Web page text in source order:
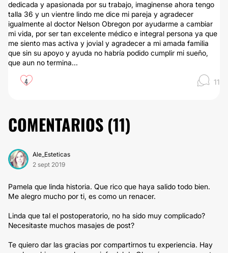
dedicada y apasionada por su trabajo, imaginense ahora tengo
talla 36 y un vientre lindo me dice mi pareja y agradecer
igualmente al doctor Nelson Obregon por ayudarme a cambiar
mi vida, por ser tan excelente médico e integral persona ya que
me siento mas activa y jovial y agradecer a mi amada familia
que sin su apoyo y ayuda no habría podido cumplir mi sueño,
que aun no termina...
4 11
COMENTARIOS (11)
Ale_Esteticas
2 sept 2019
Pamela que linda historia. Que rico que haya salido todo bien.
Me alegro mucho por ti, es como un renacer.
Linda que tal el postoperatorio, no ha sido muy complicado?
Necesitaste muchos masajes de post?
Te quiero dar las gracias por compartirnos tu experiencia. Hay